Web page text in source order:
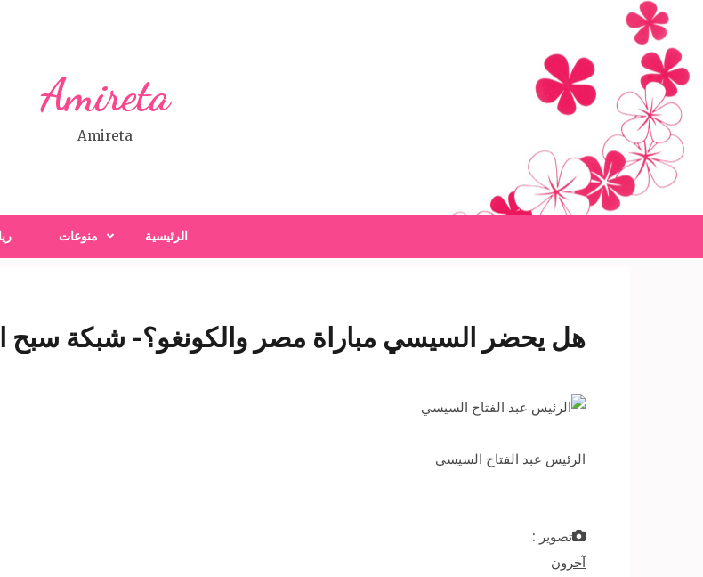
content
(Press
Enter)
Amireta
Amireta
الرئيسية منوعات
هل يحضر السيسي مباراة مصر والكونغو؟- شبكة سبح
الرئيس عبد الفتاح السيسي
تصوير :
آخرون